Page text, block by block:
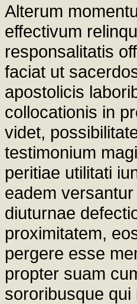
Alterum
effectivum
responsalitatis
faciat ut
apostolicis
collocationis in
videt,
testimonium
peritiae utilitati
eadem
diuturnae
proximitatem,
pergere esse
propter suam
sororibusque